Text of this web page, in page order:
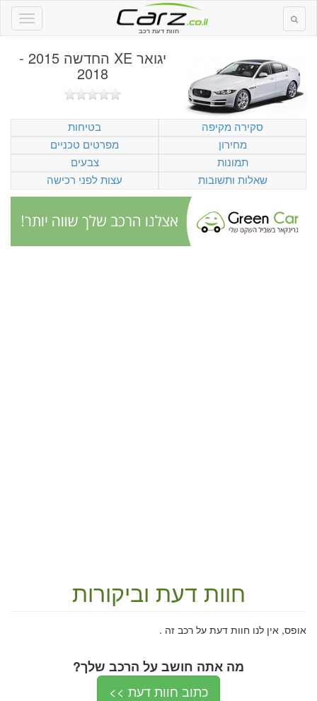
חוות דעת רכב
יגואר XE החדשה 2015 -
2018
סקירה מקיפה
בטיחות
מחירון
מפרטים טכניים
תמונות
צבעים
שאלות ותשובות
עצות לפני רכישה
חוות דעת וביקורות
אופס, אין לנו חוות דעת על רכב זה .
מה אתה חושב על הרכב שלך?
כתוב חוות דעת >>